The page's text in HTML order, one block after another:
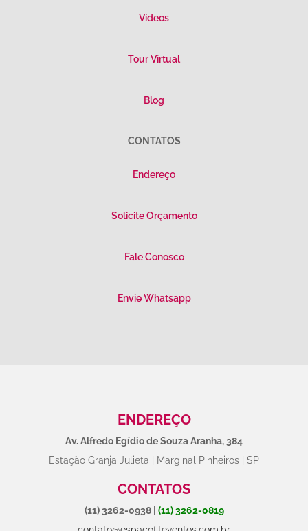
Vídeos
Tour Virtual
Blog
CONTATOS
Endereço
Solicite Orçamento
Fale Conosco
Envie Whatsapp
ENDEREÇO
Av. Alfredo Egídio de Souza Aranha, 384
Estação Granja Julieta | Marginal Pinheiros | SP
CONTATOS
(11) 3262-0938| (11) 3262-0819